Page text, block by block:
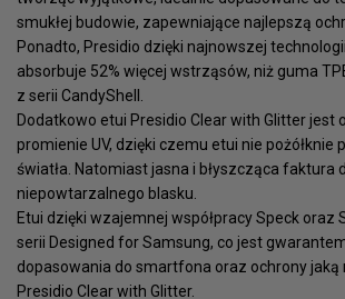
smukłej budowie, zapewniające najlepszą
Ponadto, Presidio dzięki najnowszej
absorbuje 52% więcej wstrząsów, niż guma
z serii CandyShell.
Dodatkowo etui Presidio Clear with Glitter jest
promienie UV, dzięki czemu etui nie pożółknie
światła. Natomiast jasna i błyszcząca faktura
niepowtarzalnego blasku.
Etui dzięki wzajemnej współpracy Speck oraz
serii Designed for Samsung, co jest
dopasowania do smartfona oraz ochrony jaką
Presidio Clear with Glitter.